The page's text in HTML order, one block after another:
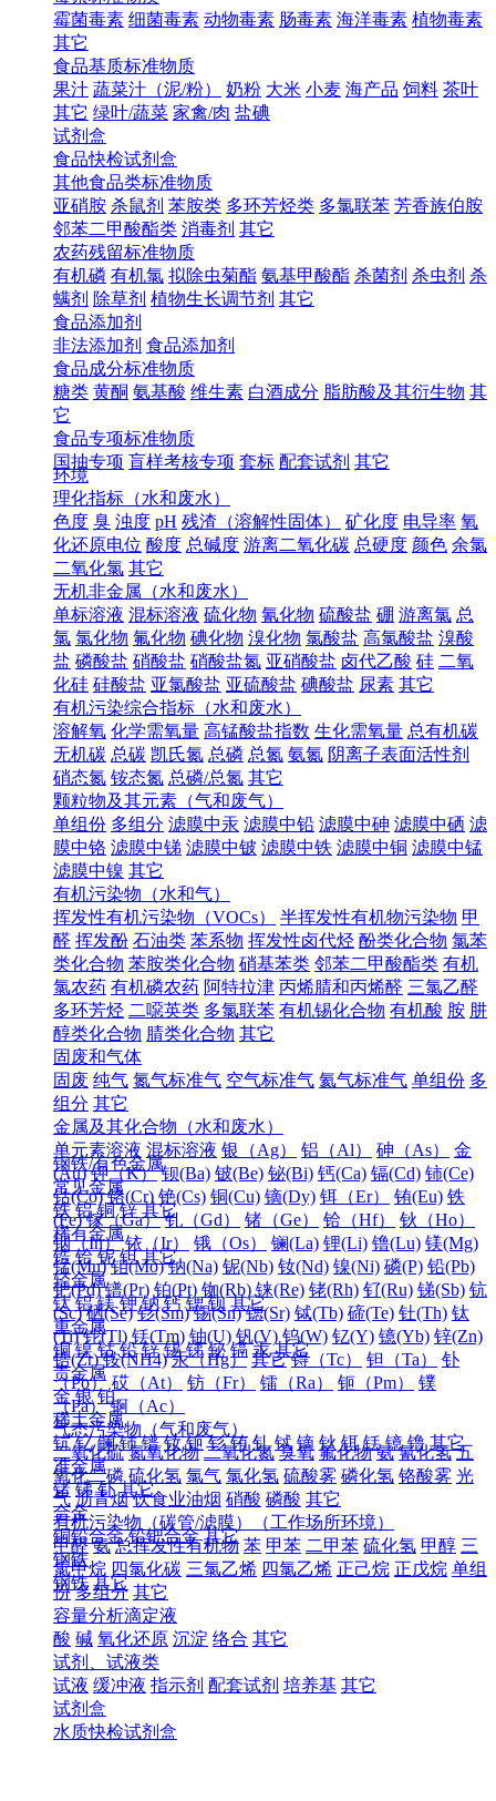
霉菌毒素 细菌毒素 动物毒素 肠毒素 海洋毒素 植物毒素
其它
食品基质标准物质
果汁 蔬菜汁（泥/粉） 奶粉 大米 小麦 海产品 饲料 茶叶
其它 绿叶/蔬菜 家禽/肉 盐碘
试剂盒
食品快检试剂盒
其他食品类标准物质
亚硝胺 杀鼠剂 苯胺类 多环芳烃类 多氯联苯 芳香族伯胺
邻苯二甲酸酯类 消毒剂 其它
农药残留标准物质
有机磷 有机氯 拟除虫菊酯 氨基甲酸酯 杀菌剂 杀虫剂 杀
螨剂 除草剂 植物生长调节剂 其它
食品添加剂
非法添加剂 食品添加剂
食品成分标准物质
糖类 黄酮 氨基酸 维生素 白酒成分 脂肪酸及其衍生物 其
它
食品专项标准物质
国抽专项 盲样考核专项 套标 配套试剂 其它
环境
理化指标（水和废水）
色度 臭 浊度 pH 残渣（溶解性固体） 矿化度 电导率 氧
化还原电位 酸度 总碱度 游离二氧化碳 总硬度 颜色 余氯
二氧化氯 其它
无机非金属（水和废水）
单标溶液 混标溶液 硫化物 氰化物 硫酸盐 硼 游离氯 总
氯 氯化物 氟化物 碘化物 溴化物 氯酸盐 高氯酸盐 溴酸
盐 磷酸盐 硝酸盐 硝酸盐氮 亚硝酸盐 卤代乙酸 硅 二氧
化硅 硅酸盐 亚氯酸盐 亚硫酸盐 碘酸盐 尿素 其它
有机污染综合指标（水和废水）
溶解氧 化学需氧量 高锰酸盐指数 生化需氧量 总有机碳
无机碳 总碳 凯氏氮 总磷 总氮 氨氮 阴离子表面活性剂
硝态氮 铵态氮 总磷/总氮 其它
颗粒物及其元素（气和废气）
单组份 多组分 滤膜中汞 滤膜中铅 滤膜中砷 滤膜中硒 滤
膜中铬 滤膜中锑 滤膜中铍 滤膜中铁 滤膜中铜 滤膜中锰
滤膜中镍 其它
有机污染物（水和气）
挥发性有机污染物（VOCs）
半挥发性有机物污染物 甲
醛 挥发酚 石油类 苯系物 挥发性卤代烃 酚类化合物 氯苯
类化合物 苯胺类化合物 硝基苯类 邻苯二甲酸酯类 有机
氯农药 有机磷农药 阿特拉津 丙烯腈和丙烯醛 三氯乙醛
多环芳烃 二噁英类 多氯联苯 有机锡化合物 有机酸 胺 肼
醇类化合物 腈类化合物 其它
固废和气体
固废 纯气 氮气标准气 空气标准气 氦气标准气 单组份 多
组分 其它
金属及其化合物（水和废水）
单元素溶液 混标溶液 银（Ag） 铝（Al） 砷（As）
金
(Au) 钾（K） 钡(Ba) 铍(Be) 铋(Bi) 钙(Ca) 镉(Cd) 铈(Ce)
钴(Co) 铬(Cr) 铯(Cs) 铜(Cu) 镝(Dy) 铒（Er） 铕(Eu) 铁
(Fe) 镓（Ga） 钆（Gd） 锗（Ge） 铪（Hf）
钬（Ho）
铟（In） 铱（Ir） 锇（Os） 镧(La) 锂(Li) 镥(Lu) 镁(Mg)
锰(Mn) 钼(Mo) 钠(Na) 铌(Nb) 钕(Nd) 镍(Ni) 磷(P) 铅(Pb)
钯(Pd) 镨(Pr) 铂(Pt) 铷(Rb) 铼(Re) 铑(Rh) 钌(Ru) 锑(Sb) 钪
(Sc) 硒(Se) 钐(Sm) 锡(Sn) 锶(Sr) 铽(Tb) 碲(Te) 钍(Th) 钛
(Ti) 铊(Tl) 铥(Tm) 铀(U) 钒(V) 钨(W) 钇(Y) 镱(Yb) 锌(Zn)
锆(Zr) 铵(NH4) 汞（Hg） 其它 锝（Tc） 钽（Ta）
钋
（Po） 砹（At） 钫（Fr） 镭（Ra） 钷（Pm）
镤
（Pa） 锕（Ac）
气态污染物（气和废气）
二氧化硫 氮氧化物 二氧化氮 臭氧 氟化物 氨 氰化氢 五
氧化二磷 硫化氢 氯气 氯化氢 硫酸雾 磷化氢 铬酸雾 光
气 沥青烟 饮食业油烟 硝酸 磷酸 其它
有机污染物（碳管/滤膜）（工作场所环境）
甲醛 氨 总挥发性有机物 苯 甲苯 二甲苯 硫化氢 甲醇 三
氯甲烷 四氯化碳 三氯乙烯 四氯乙烯 正己烷 正戊烷 单组
份 多组分 其它
容量分析滴定液
酸 碱 氧化还原 沉淀 络合 其它
试剂、试液类
试液 缓冲液 指示剂 配套试剂 培养基 其它
试剂盒
水质快检试剂盒
钢铁/有色金属
常见金属
铁 铝 铜 锌 其它
稀有金属
锆 铪 铌 钽 其它
轻金属
钛 铝 镁 钾 钠 钙 锶 钡 其它
重金属
铜 镍 钴 铅 锌 锡 锑 铋 镉 汞 其它
贵金属
金 银 铂
稀土金属
钪 钇 镧 铈 镨 钕 钷 钐 铕 钆 铽 镝 钬 铒 铥 镱 镥 其它
准金属
锗 锑 钋 其它
合金
铜铅合金 铅钯合金 其它
钢铁
钢铁 其它